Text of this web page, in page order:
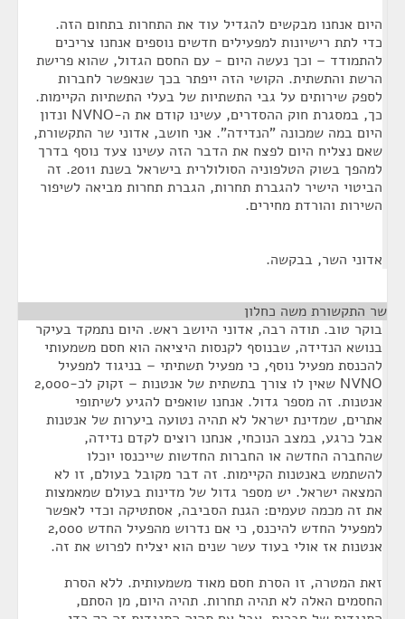
היום אנחנו מבקשים להגדיל עוד את התחרות בתחום הזה.
כדי לתת רישיונות למפעילים חדשים נוספים אנחנו צריכים
להתמודד – וכך נעשה היום - עם החסם הגדול, שהוא פרישת
הרשת והתשתית. הקושי הזה ייפתר בכך שנאפשר לחברות
לספק שירותים על גבי התשתיות של בעלי התשתיות הקיימות.
כך, במסגרת חוק ההסדרים, עשינו קודם את ה-NVNO ונדון
היום במה שמכונה "הנדידה". אני חושב, אדוני שר התקשורת,
שאם נצליח היום לפצח את הדבר הזה עשינו צעד נוסף בדרך
למהפך בשוק הטלפוניה הסולולרית בישראל בשנת 2011. זה
הביטוי הישיר להגברת תחרות, הגברת תחרות מביאה לשיפור
השירות והורדת מחירים.
אדוני השר, בבקשה.
שר התקשורת משה כחלון
בוקר טוב. תודה רבה, אדוני היושב ראש. היום נתמקד בעיקר
בנושא הנדידה, שבנוסף לקנסות היציאה הוא חסם משמעותי
להכנסת מפעיל נוסף, כי מפעיל תשתיתי – בניגוד למפעיל
NVNO שאין לו צורך בתשתית של אנטנות – זקוק לכ-2,000
אנטנות. זה מספר גדול. אנחנו שואפים להגיע לשיתופי
אתרים, שמדינת ישראל לא תהיה נטועה ביערות של אנטנות
אבל כרגע, במצב הנוכחי, אנחנו רוצים לקדם נדידה,
שהחברה החדשה או החברות החדשות שייכנסו יוכלו
להשתמש באנטנות הקיימות. זה דבר מקובל בעולם, זו לא
המצאה ישראל. יש מספר גדול של מדינות בעולם שמאמצות
את זה מכמה טעמים: הגנת הסביבה, אסתטיקה וכדי לאפשר
למפעיל החדש להיכנס, כי אם נדרוש מהפעיל החדש 2,000
אנטנות אז אולי בעוד עשר שנים הוא יצליח לפרוש את זה.
זאת המטרה, זו הסרת חסם מאוד משמעותית. ללא הסרת
החסמים האלה לא תהיה תחרות. תהיה היום, מן הסתם,